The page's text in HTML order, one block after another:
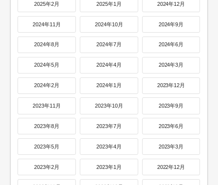
2025年2月 2025年1月 2024年12月
2024年11月 2024年10月 2024年9月
2024年8月 2024年7月 2024年6月
2024年5月 2024年4月 2024年3月
2024年2月 2024年1月 2023年12月
2023年11月 2023年10月 2023年9月
2023年8月 2023年7月 2023年6月
2023年5月 2023年4月 2023年3月
2023年2月 2023年1月 2022年12月